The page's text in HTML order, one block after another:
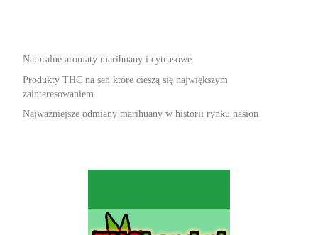
Naturalne aromaty marihuany i cytrusowe
Produkty THC na sen które cieszą się największym
zainteresowaniem
Najważniejsze odmiany marihuany w historii rynku nasion